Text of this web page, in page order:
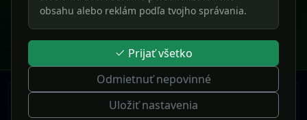
WEBSTRÁNKY & WEBOVÉ APLIKÁCIE
obsahu alebo reklám podľa tvojho správania.
Prijať všetko
Odmietnuť nepovinné
Uložiť nastavenia